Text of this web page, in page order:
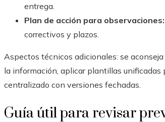
entrega.
Plan de acción para observaciones:
correctivos y plazos.
Aspectos técnicos adicionales: se
la información, aplicar plantillas unificadas
centralizado con versiones fechadas.
Guía útil para revisar